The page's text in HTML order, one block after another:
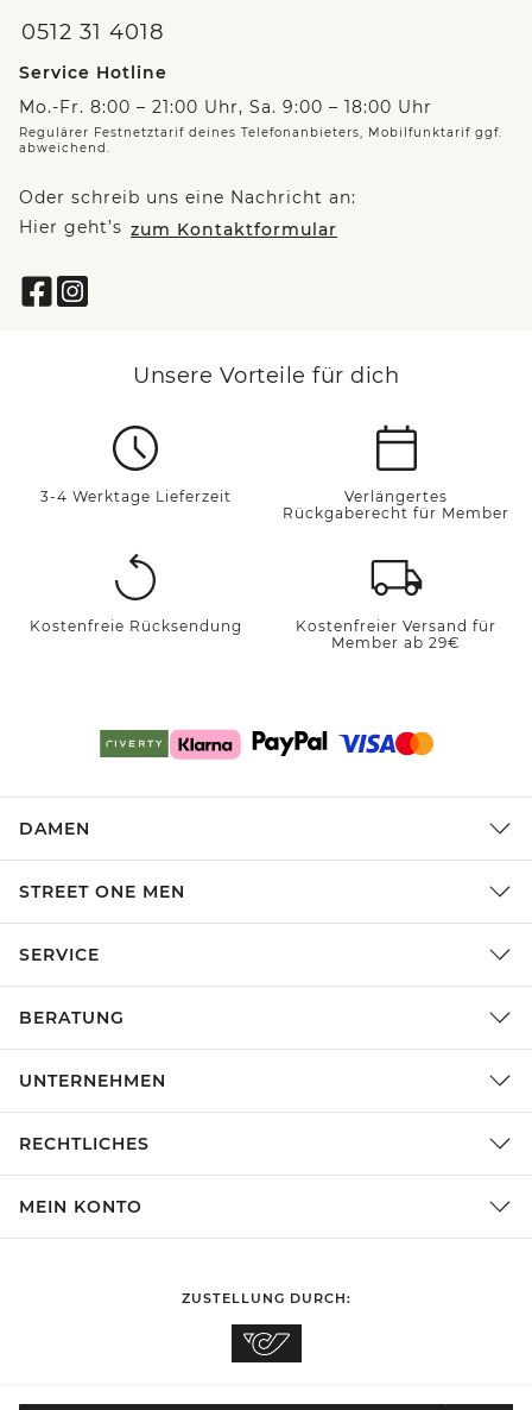
0512 31 4018
Service Hotline
Mo.-Fr. 8:00 – 21:00 Uhr, Sa. 9:00 – 18:00 Uhr
Regulärer Festnetztarif deines Telefonanbieters, Mobilfunktarif ggf.
abweichend.
Oder schreib uns eine Nachricht an:
Hier geht’s zum Kontaktformular
Unsere Vorteile für dich
3-4 Werktage Lieferzeit
Verlängertes
Rückgaberecht für Member
Kostenfreie Rücksendung
Kostenfreier Versand für
Member ab 29€
DAMEN
STREET ONE MEN
SERVICE
BERATUNG
UNTERNEHMEN
RECHTLICHES
MEIN KONTO
ZUSTELLUNG DURCH: